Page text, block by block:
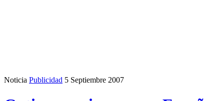
Noticia Publicidad 5 Septiembre 2007